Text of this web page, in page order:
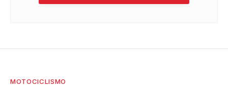
MOTOCICLISMO